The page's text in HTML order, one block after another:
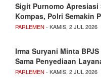
Sigit Purnomo
Kompas, Polri Semakin
PARLEMEN - KAMIS, 2 JUL 2026
Irma Suryani Minta
Sama Penyediaan
PARLEMEN - KAMIS, 2 JUL 2026